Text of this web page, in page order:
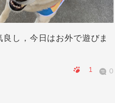
良し，今日はお外で遊びま
1 0